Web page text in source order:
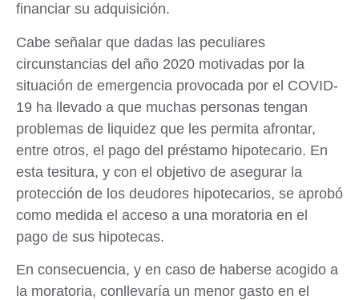
financiar su adquisición.
Cabe señalar que dadas las peculiares
circunstancias del año 2020 motivadas por la
situación de emergencia provocada por el COVID-
19 ha llevado a que muchas personas tengan
problemas de liquidez que les permita afrontar,
entre otros, el pago del préstamo hipotecario. En
esta tesitura, y con el objetivo de asegurar la
protección de los deudores hipotecarios, se aprobó
como medida el acceso a una moratoria en el
pago de sus hipotecas.
En consecuencia, y en caso de haberse acogido a
la moratoria, conllevaría un menor gasto en el